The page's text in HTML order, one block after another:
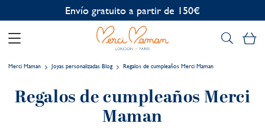
Envío gratuito a partir de 150€
Merci Maman Joyas personalizadas Blog Regalos de cumpleaños Merci Maman
Regalos de cumpleaños Merci
Maman